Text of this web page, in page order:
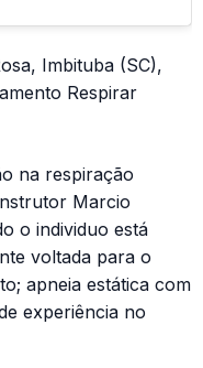
Imbituba (SC),
Respirar
na respiração
Marcio
o individuo está
voltada para o
apneia estática com
experiência no